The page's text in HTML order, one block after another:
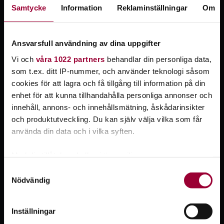
Samtycke Information Reklaminställningar Om
Ansvarsfull användning av dina uppgifter
Vi och våra 1022 partners behandlar din personliga data,
som t.ex. ditt IP-nummer, och använder teknologi såsom
cookies för att lagra och få tillgång till information på din
enhet för att kunna tillhandahålla personliga annonser och
innehåll, annons- och innehållsmätning, åskådarinsikter
och produktutveckling. Du kan själv välja vilka som får
använda din data och i vilka syften.
som kan ha en noggrannhet på upp till flera meter
Nödvändig
Inställningar
Valår 2026 – tillsammans för demokratin
Studiefrämjandet bidrar till folkbildning över hela landet där
människor får vara med och påverka, tänka fritt och tycka
utbildningar. Vi håller oss också uppdaterade om vad andra
tycker och tänker inom demokratiområdet.